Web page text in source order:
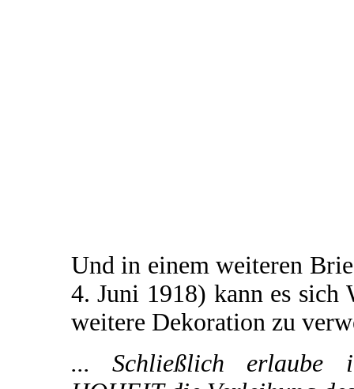
Und in einem weiteren
4. Juni 1918) kann es
weitere Dekoration zu
... Schließlich erlaube